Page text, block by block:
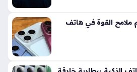
القوة في هاتف